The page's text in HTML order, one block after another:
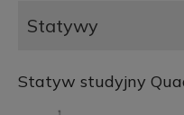
Statywy
Statyw studyjny